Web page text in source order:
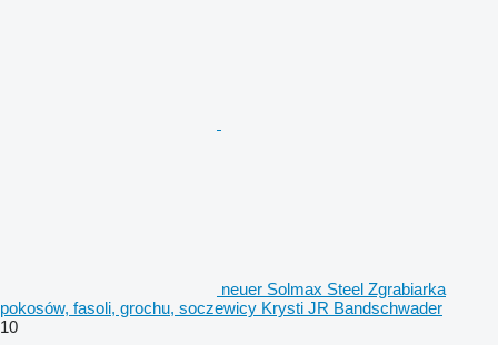
neuer Solmax Steel Zgrabiarka
pokosów, fasoli, grochu, soczewicy Krysti JR Bandschwader
10